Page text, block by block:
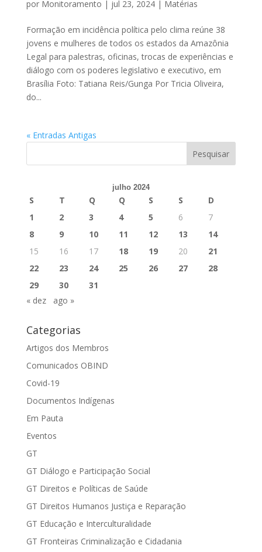
por Monitoramento | jul 23, 2024| Matérias
Formação em incidência política pelo clima reúne 38
jovens e mulheres de todos os estados da Amazônia
Legal para palestras, oficinas, trocas de experiências e
diálogo com os poderes legislativo e executivo, em
Brasília Foto: Tatiana Reis/Gunga Por Tricia Oliveira,
do...
« Entradas Antigas
julho 2024
S T Q Q S S
D
1
2 3 4 5 6
7
8
9 10 11 12 13
14
15
16 17 18 19 20
21
22
23 24 25 26 27
28
29
30
31
« dez
ago »
Categorias
Artigos dos Membros
Comunicados OBIND
Covid-19
Documentos Indígenas
Em Pauta
Eventos
GT
GT Diálogo e Participação Social
GT Direitos e Políticas de Saúde
GT Direitos Humanos Justiça e Reparação
GT Educação e Interculturalidade
GT Fronteiras Criminalização e Cidadania